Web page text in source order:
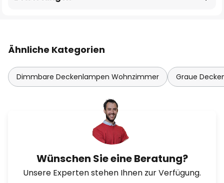
Ähnliche Kategorien
Dimmbare Deckenlampen Wohnzimmer Graue
Wünschen Sie eine Beratung?
Unsere Experten stehen Ihnen zur Verfügung.